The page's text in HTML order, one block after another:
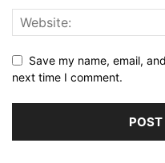
Save my name, email,
next time I comment.